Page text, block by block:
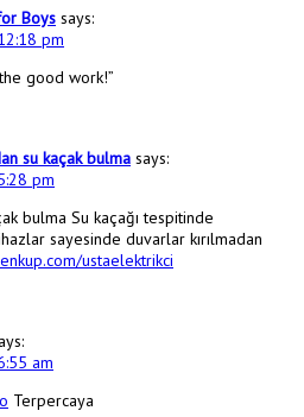
Boys says:
pm
good work!”
su kaçak bulma says:
pm
bulma Su kaçağı tespitinde
sayesinde duvarlar kırılmadan
ustaelektrikci
am
Terpercaya